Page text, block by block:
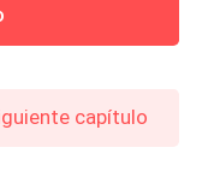
capítulo